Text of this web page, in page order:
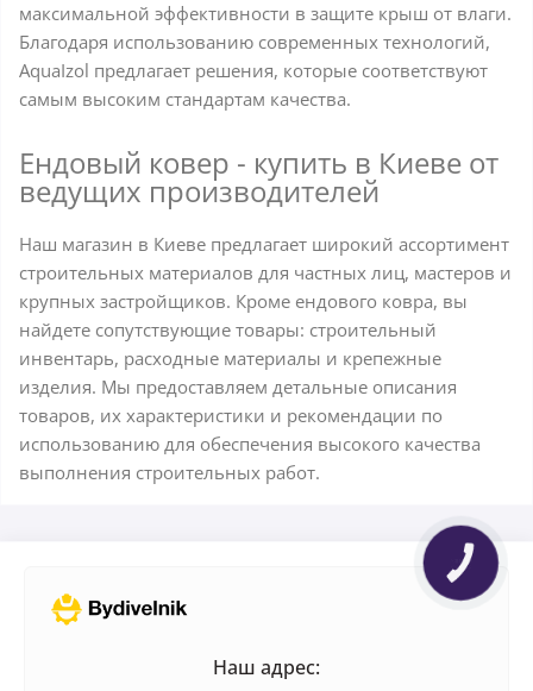
максимальной эффективности в защите крыш от влаги.
Благодаря использованию современных технологий,
AquaIzol предлагает решения, которые соответствуют
самым высоким стандартам качества.
Ендовый ковер - купить в Киеве от
ведущих производителей
Наш магазин в Киеве предлагает широкий ассортимент
строительных материалов для частных лиц, мастеров и
крупных застройщиков. Кроме ендового ковра, вы
найдете сопутствующие товары: строительный
инвентарь, расходные материалы и крепежные
изделия. Мы предоставляем детальные описания
товаров, их характеристики и рекомендации по
использованию для обеспечения высокого качества
выполнения строительных работ.
Наш адрес: